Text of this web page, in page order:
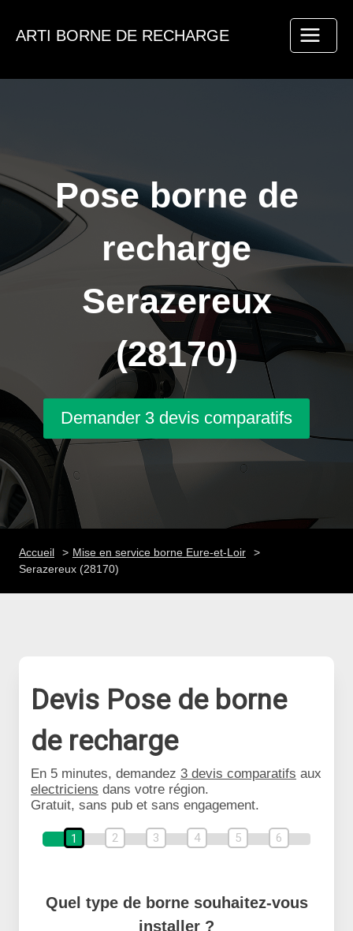
ARTI BORNE DE RECHARGE
Pose borne de
recharge
Serazereux
(28170)
Demander 3 devis comparatifs
Accueil
Mise en service borne Eure-et-Loir
Serazereux (28170)
Devis Pose de borne
de recharge
En 5 minutes, demandez 3 devis comparatifs aux
electriciens dans votre région.
Gratuit, sans pub et sans engagement.
1 2 3 4 5 6
Quel type de borne souhaitez-vous
installer ?